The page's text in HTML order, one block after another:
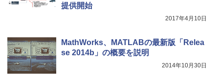
提供開始
2017年4月10日
MathWorks、MATLABの最新版「Relea
se 2014b」の概要を説明
2014年10月30日